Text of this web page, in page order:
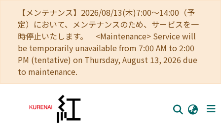
【メンテナンス】2026/08/13(木)7:00～14:00（予
定）において、メンテナンスのため、サービスを一
時停止いたします。 <Maintenance> Service will
be temporarily unavailable from 7:00 AM to 2:00
PM (tentative) on Thursday, August 13, 2026 due
to maintenance.